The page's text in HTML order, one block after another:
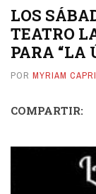
LOS
TEATRO
PARA “LA
POR MYRIAM
COMPARTIR: